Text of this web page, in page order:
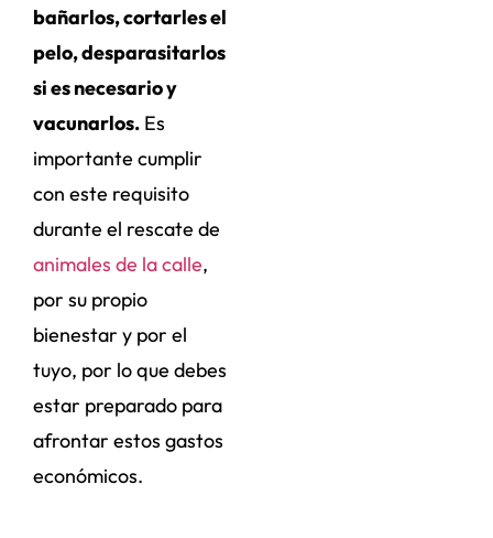
bañarlos, cortarles el
pelo, desparasitarlos
si es necesario y
vacunarlos. Es
importante cumplir
con este requisito
durante el rescate de
animales de la calle,
por su propio
bienestar y por el
tuyo, por lo que debes
estar preparado para
afrontar estos gastos
económicos.